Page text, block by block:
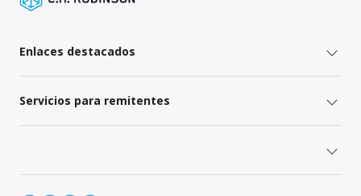
Enlaces destacados
Servicios para remitentes